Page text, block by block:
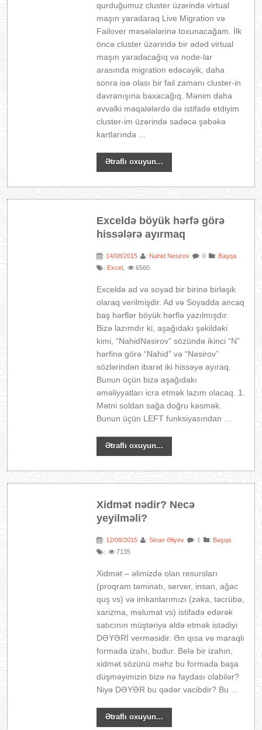
qurduğumuz cluster üzərində virtual
maşın yaradaraq Live Migration və
Failover məsələlərinə toxunacağam. İlk
öncə cluster üzərində bir ədəd virtual
maşın yaradacağıq və node-lar
arasında migration edəcəyik, daha
sonra isə olası bir fail zamanı cluster-in
davranışına baxacağıq. Mənim daha
əvvəlki məqalələrdə də istifadə etdiyim
cluster-im üzərində sadəcə şəbəkə
kartlarında ...
Ətraflı oxuyun...
Exceldə böyük hərfə görə
hissələrə ayırmaq
: 14/08/2015 : Nahid Nesirov : 0 : Başqa
: Excel 6560
Exceldə ad və soyad bir birinə birləşik
olaraq verilmişdir. Ad və Soyadda ancaq
baş hərflər böyük hərflə yazılmışdır.
Bizə lazımdır ki, aşağıdakı şəkildəki
kimi, “NahidNəsirov” sözündə ikinci “N”
hərfinə görə “Nahid” və “Nəsirov”
sözlərindən ibarət iki hissəyə ayıraq.
Bunun üçün bizə aşağıdakı
əməliyyatları icra etmək lazım olacaq. 1.
Mətni soldan sağa doğru kəsmək.
Bunun üçün LEFT funksiyasından ...
Ətraflı oxuyun...
Xidmət nədir? Necə
yeyilməli?
: 12/08/2015 :Sinan Əliyev : 1 : Başqa
: 7135
Xidmət – əlimizdə olan resursları
(proqram təminatı, server, insan, ağac
quş vs) və imkanlarımızı (zəka, təcrübə,
xarizma, məlumat vs) istifadə edərək
satıcının müştəriyə əldə etmək istədiyi
DƏYƏRİ verməsidir. Ən qısa və maraqlı
formada izahı, budur. Belə bir izahın,
xidmət sözünü məhz bu formada başa
düşməyimizin bizə nə faydası olabilər?
Niyə DƏYƏR bu qədər vacibdir? Bu ...
Ətraflı oxuyun...